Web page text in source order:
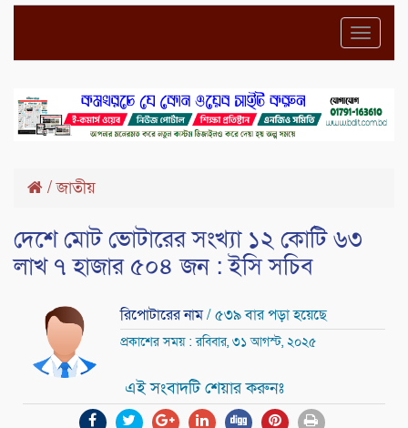
/জাতীয়
দেশে মোট ভোটারের সংখ্যা ১২ কোটি ৬৩
লাখ ৭ হাজার ৫০৪ জন : ইসি সচিব
রিপোটারের নাম/ ৫৩৯ বার পড়া হয়েছে
প্রকাশের সময় : রবিবার, ৩১ আগস্ট, ২০২৫
এই সংবাদটি শেয়ার করুনঃ